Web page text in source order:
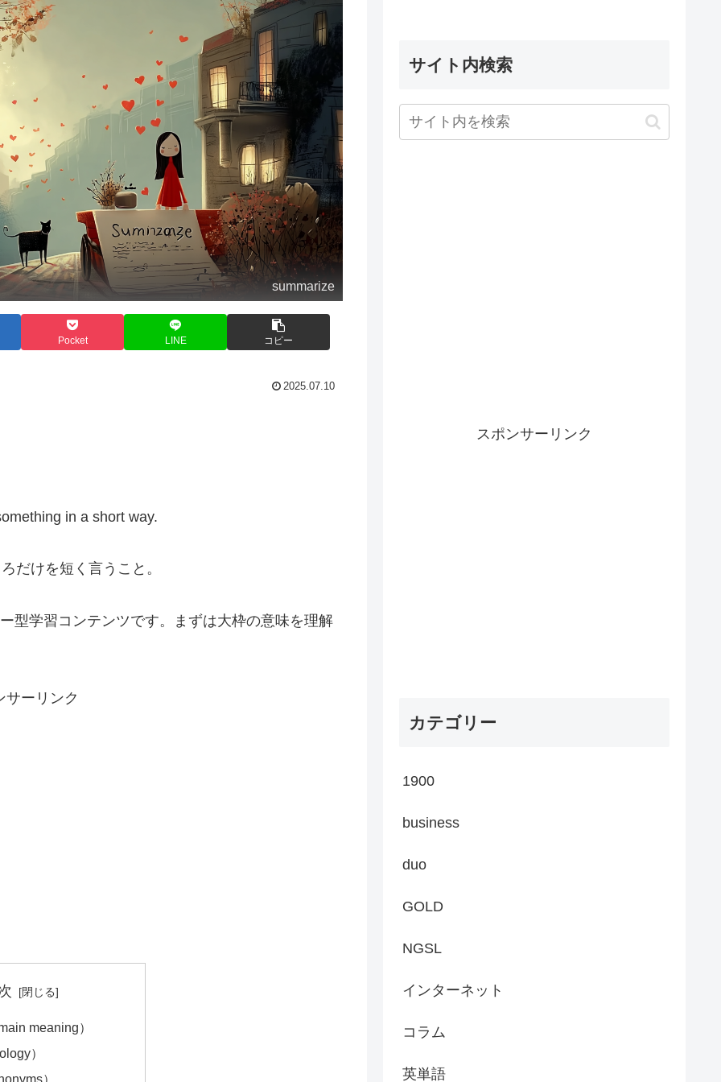
summarize
Pocket LINE コピー
2025.07.10
in a short way.
だけを短く言うこと。
型学習コンテンツです。まずは大枠の意味を理解
サーリンク
meaning）
）
）
サイト内検索
スポンサーリンク
カテゴリー
1900
business
duo
GOLD
NGSL
インターネット
コラム
英単語